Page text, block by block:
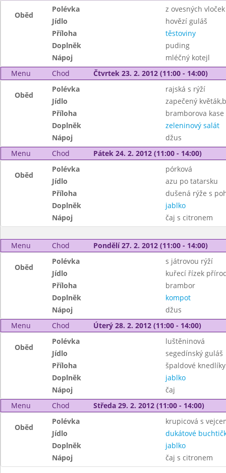
Oběd
Polévka
z ovesných vloček
Jídlo
hovězí guláš
Příloha
těstoviny
Doplněk
puding
Nápoj
mléčný kotejl
Menu
Chod Čtvrtek 23. 2. 2012 (11:00 - 14:00)
Oběd
Polévka
rajská s rýží
Jídlo
zapečený
Příloha
bramborova
Doplněk
zeleninový salát
Nápoj
džus
Menu
Chod Pátek 24. 2. 2012 (11:00 - 14:00)
Oběd
Polévka
pórková
Jídlo
azu po tatarsku
Příloha
dušená rýže s
Doplněk
jablko
Nápoj
čaj s citronem
Menu Chod Pondělí 27. 2. 2012 (11:00 - 14:00)
Oběd
Polévka
s játrovou rýží
Jídlo
kuřecí řízek
Příloha
brambor
Doplněk
kompot
Nápoj
džus
Menu
Chod Úterý 28. 2. 2012 (11:00 - 14:00)
Oběd
Polévka
luštěninová
Jídlo
segedínský guláš
Příloha
špaldové knedlíky
Doplněk
jablko
Nápoj
čaj
Menu
Chod Středa 29. 2. 2012 (11:00 - 14:00)
Oběd
Polévka
krupicová s
Jídlo
dukátové
Doplněk
jablko
Nápoj
čaj s citronem